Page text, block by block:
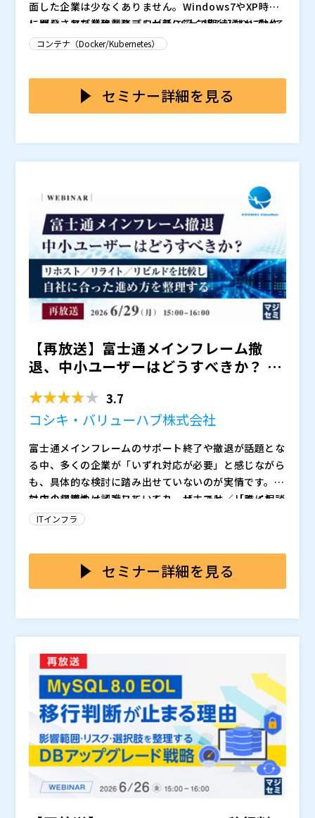
面した企業は少なくありません。Windows7やXP時代
に開発された業務システムが新OS上で期待通りに動作
せず、かといって再開発には時間もコストもかかる――。O
レガシーアプリは業務プロセスに深く組み込まれている
ことが多く、簡単に置き換えられません。一方で、新O
や管理の複雑さが課題となり、既存資産を活かしながら
安全・効率的に運用する方法が求められています。
とで、OSから切り離して配布・実行できるです。アプ
リを小さなパッケージ単位で配信できるため、ネットワ
ーザー端末へのインストールを必要とせず、運用管理の
負担軽減にも貢献します。さらに、AES-256暗号化や利
本セミナーでは、実際のユースケースをもとにしたデモ
や導入事例を交えながら、Windows11環境におけるレ
ガシーアプリ活用と運用効率化の方法について詳しく解
説します。
マジセミ株式会社（）
※共催、協賛、協力、講演企業は将来的に追加、削除さ
コンテナ（Docker/Kubernetes）
セミナー詳細を見る
【再放送】富士通メインフレーム撤
退、中小ユーザーはどうすべきか？ ～
3.7
コシキ・バリューハブ株式会社
富士通メインフレームのサポート終了や撤退が話題とな
る中、多くの企業が「いずれ対応が必要」と感じながら
も、具体的な検討に踏み出せていないのが実情です。特
に中小規模のメインフレームユーザーでは、「誰に相談
すればよいか分からない」状態に置かれているケースも
対応の必要性は認識していても、リホスト／リライト／
リビルドといった移行方式の違いや、コスト感・期間・
で頓挫した、社内で意見が割れて前に進まない、といっ
た経験をお持ちの方もいるのではないでしょうか。業務
が残る。判断材料が不足したまま時間だけが過ぎてい
く、これが、多くの中小メインフレームユーザーが直面
しているジレンマです。
を整理したうえで、リホスト／リライト／リビルドとい
う3つの移行方式について、それぞれの特徴や考え方を
はなく、自社の規模や業務特性を踏まえて、どのように
比較・検討すべきかという視点をお伝えします。すぐに
結論を出すことを目的とするのではなく、「まず何を整
理すべきか」「次に何を検討すべきか」を明確にするこ
とがゴールです。誰にも相談できず立ち止まっていた状
態から、検討を前に進めるためのヒントを持ち帰ってい
ただける内容です。
いたします。
コシキ・バリューハブ株式会社（）
ビズブースト株式会社（
マジセミ株式会社（
※共催、協賛、協力、講演企業は将来的に追加、削除さ
れる可能性があります。
ITインフラ
セミナー詳細を見る